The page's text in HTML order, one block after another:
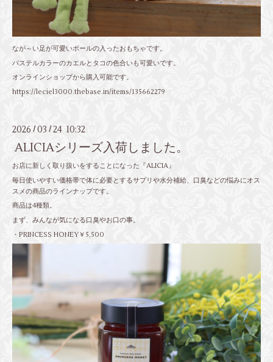
なが～い足が可愛いボールの入ったおもちゃです。
パステルカラーのカエルとタコの色合いも可愛いです。
オンラインショップから購入可能です。
https://leciel3000.thebase.in/items/135662279
2026 /03 /24 10:32
ALICIAシリーズ入荷しました。
お店に新しく取り扱いをすることになった『ALICIA』
毎日使いやすい価格帯で体に必要とするサプリや水分補給、口臭などの悩みにオス
スメの商品のラインナップです。
商品は4種類。
まず、みんなが気になる口臭やお口の事。
・PRINCESS HONEY￥5,500